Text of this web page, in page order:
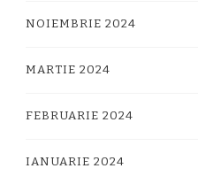
NOIEMBRIE 2024
MARTIE 2024
FEBRUARIE 2024
IANUARIE 2024